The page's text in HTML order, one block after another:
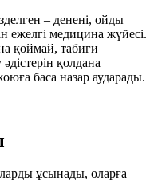
– денені, ойды
ежелгі медицина жүйесі.
қоймай, табиғи
қолдана
баса назар аударады.
ұсынады, оларға